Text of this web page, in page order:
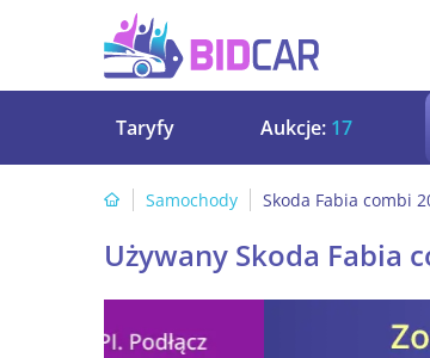
Taryfy Aukcje: 17
Samochody Skoda Fabia combi
Używany Skoda Fabia